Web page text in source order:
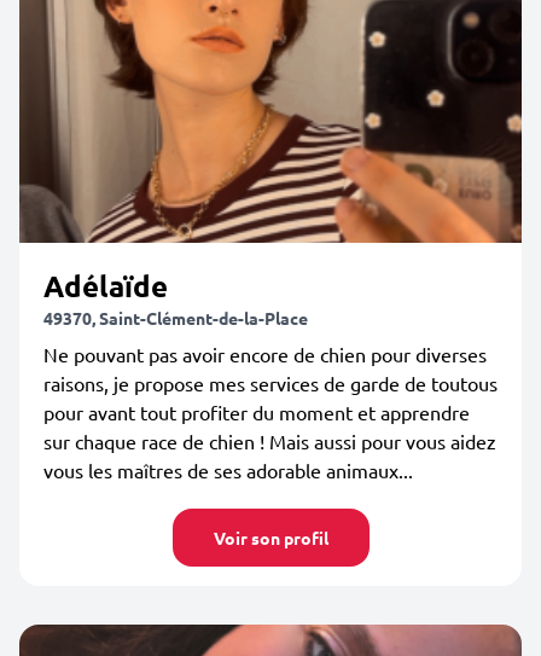
Adélaïde
49370, Saint-Clément-de-la-Place
Ne pouvant pas avoir encore de chien pour diverses
raisons, je propose mes services de garde de toutous
pour avant tout profiter du moment et apprendre
sur chaque race de chien ! Mais aussi pour vous aidez
vous les maîtres de ses adorable animaux...
Voir son profil